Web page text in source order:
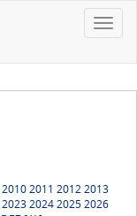
Toggle
20102011 20122013
2023202420252026